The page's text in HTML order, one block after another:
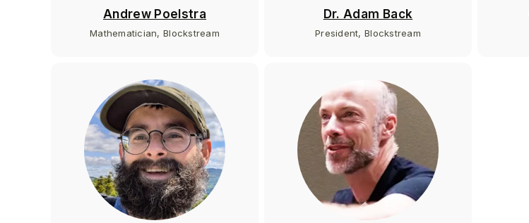
Andrew Poelstra
Mathematician, Blockstream
Dr. Adam Back
President, Blockstream